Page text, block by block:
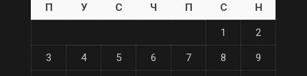
П У С Ч П С Н
1 2
3 4 5 6 7 8 9